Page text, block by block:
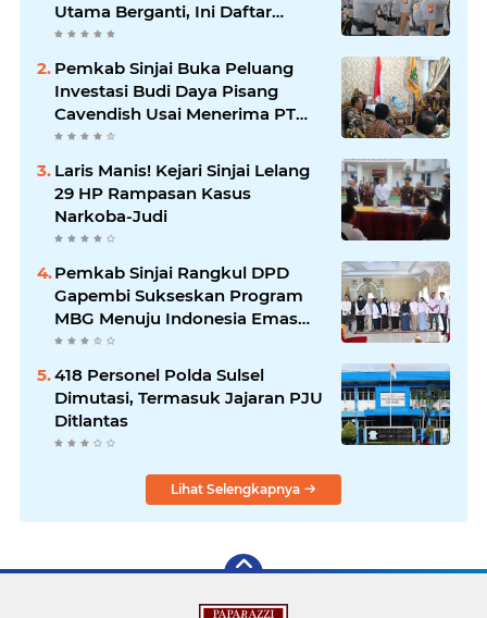
Utama Berganti, Ini Daftar
Lengkapnya
Pemkab Sinjai Buka Peluang
Investasi Budi Daya Pisang
Cavendish Usai Menerima PT
GGF
Laris Manis! Kejari Sinjai Lelang
29 HP Rampasan Kasus
Narkoba-Judi
Pemkab Sinjai Rangkul DPD
Gapembi Sukseskan Program
MBG Menuju Indonesia Emas
2045
418 Personel Polda Sulsel
Dimutasi, Termasuk Jajaran PJU
Ditlantas
Lihat Selengkapnya